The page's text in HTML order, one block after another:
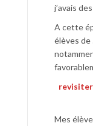
j’avais
A cette
élèves de
revisiter
Mes